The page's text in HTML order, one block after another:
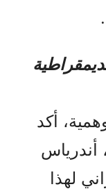
أكد
أندرياس
لهذا